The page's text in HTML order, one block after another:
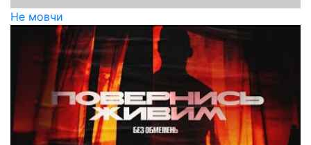
Не мовчи